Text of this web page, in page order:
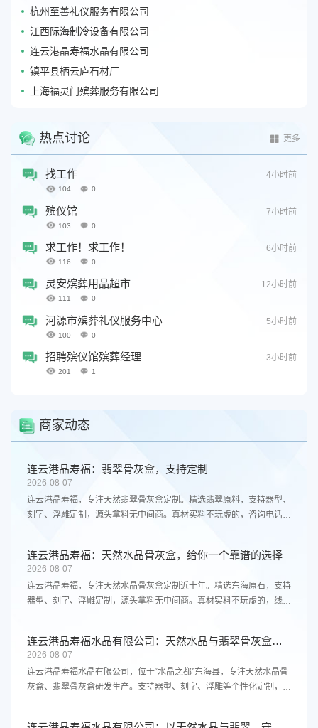
杭州至善礼仪服务有限公司
江西际海制冷设备有限公司
连云港晶寿福水晶有限公司
镇平县栖云庐石材厂
上海福灵门殡葬服务有限公司
热点讨论 更多
4小时前
找工作
104 0
7小时前
殡仪馆
103 0
6小时前
求工作！求工作！
116 0
12小时前
灵安殡葬用品超市
111 0
5小时前
河源市殡葬礼仪服务中心
100 0
3小时前
招聘殡仪馆殡葬经理
201 1
商家动态
连云港晶寿福：翡翠骨灰盒，支持定制
2026-08-07
连云港晶寿福，专注天然翡翠骨灰盒定制。精选翡翠原料，支持器型、
刻字、浮雕定制，源头拿料无中间商。真材实料不玩虚的，咨询电话
连云港晶寿福：天然水晶骨灰盒，给你一个靠谱的选择
2026-08-07
连云港晶寿福，专注天然水晶骨灰盒定制近十年。精选东海原石，支持
器型、刻字、浮雕定制，源头拿料无中间商。真材实料不玩虚的，线上
连云港晶寿福水晶有限公司：天然水晶与翡翠骨灰盒，源头厂家支持定制
2026-08-07
连云港晶寿福水晶有限公司，位于“水晶之都”东海县，专注天然水晶骨
灰盒、翡翠骨灰盒研发生产。支持器型、刻字、浮雕等个性化定制，源